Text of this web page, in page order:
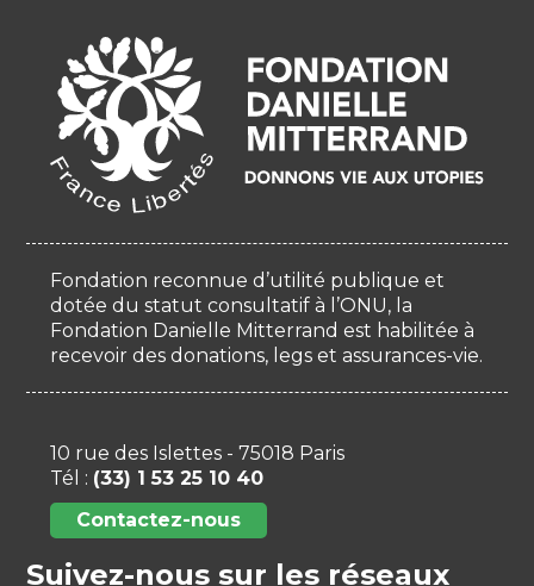
Fondation reconnue d’utilité publique et
dotée du statut consultatif à l’ONU, la
Fondation Danielle Mitterrand est habilitée à
recevoir des donations, legs et assurances-vie.
10 rue des Islettes - 75018 Paris
Tél : (33) 1 53 25 10 40
Contactez-nous
Suivez-nous sur les réseaux